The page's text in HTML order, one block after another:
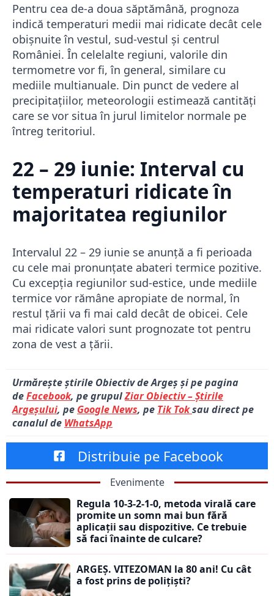
Pentru cea de-a doua săptămână, prognoza
indică temperaturi medii mai ridicate decât cele
obișnuite în vestul, sud-vestul și centrul
României. În celelalte regiuni, valorile din
termometre vor fi, în general, similare cu
mediile multianuale. Din punct de vedere al
precipitațiilor, meteorologii estimează cantități
care se vor situa în jurul limitelor normale pe
întreg teritoriul.
22 – 29 iunie: Interval cu
temperaturi ridicate în
majoritatea regiunilor
Intervalul 22 – 29 iunie se anunță a fi perioada
cu cele mai pronunțate abateri termice pozitive.
Cu excepția regiunilor sud-estice, unde mediile
termice vor rămâne apropiate de normal, în
restul țării va fi mai cald decât de obicei. Cele
mai ridicate valori sunt prognozate tot pentru
zona de vest a țării.
Urmărește știrile Obiectiv de Argeș și pe pagina
deFacebook, pe grupulZiar Obiectiv – Știrile
Argeșului, pe Google News, pe Tik Toksau direct pe
canalul de WhatsApp
Distribuie pe Facebook
Evenimente
Regula 10-3-2-1-0, metoda virală care
promite un somn mai bun fără
aplicații sau dispozitive. Ce trebuie
să faci înainte de culcare?
ARGEȘ. VITEZOMAN la 80 ani! Cu cât
a fost prins de polițiști?